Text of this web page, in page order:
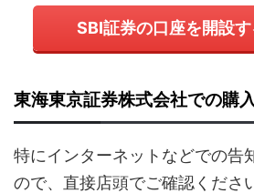
SBI証券の口座を開設す
東海東京証券株式会社での購
特にインターネットなどでの告
ので、直接店頭でご確認くださ